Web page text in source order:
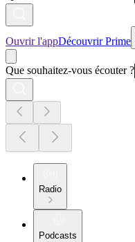
Ouvrir l'appDécouvrir Prime
Que souhaitez-vous écouter ?
Radio
Podcasts